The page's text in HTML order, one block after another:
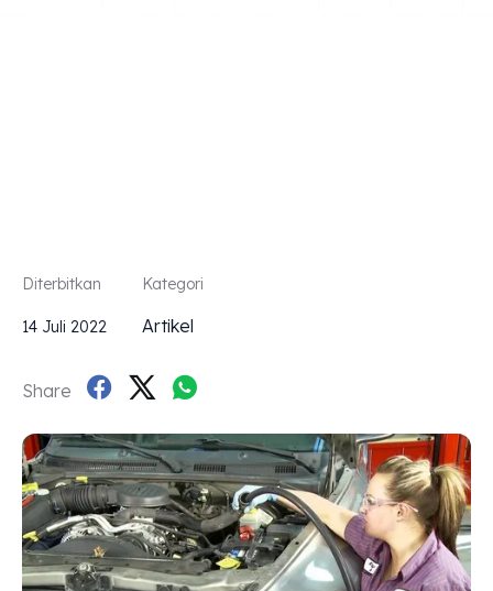
Diterbitkan
14 Juli 2022
Kategori
Artikel
Share